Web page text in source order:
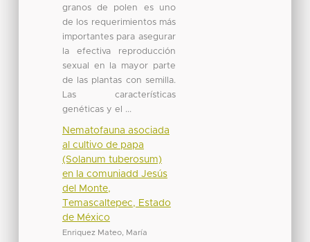
granos de polen es uno
de los requerimientos más
importantes para asegurar
la efectiva reproducción
sexual en la mayor parte
de las plantas con semilla.
Las características
genéticas y el ...
Nematofauna asociada
al cultivo de papa
(Solanum tuberosum)
en la comuniadd Jesús
del Monte,
Temascaltepec, Estado
de México
Enriquez Mateo, María